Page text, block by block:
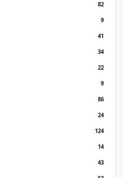
82
9
41
34
22
9
86
24
124
14
43